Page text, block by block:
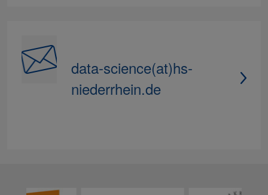
data-science(at)hs-
niederrhein.de